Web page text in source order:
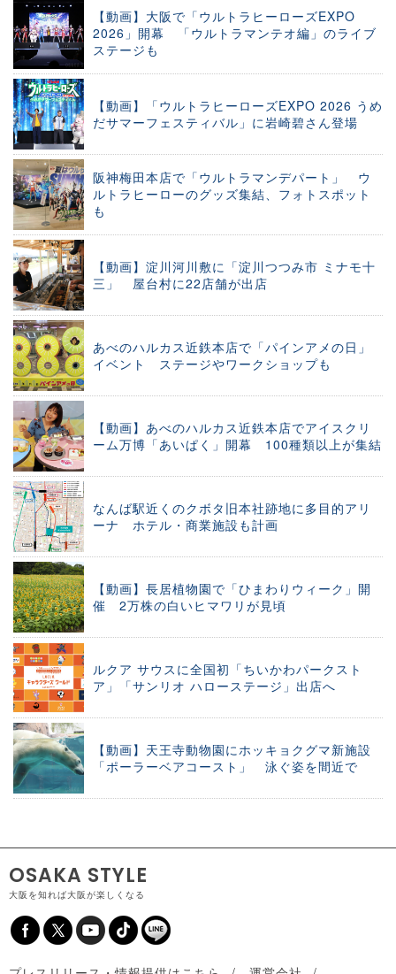
【動画】大阪で「ウルトラヒーローズEXPO
2026」開幕 「ウルトラマンテオ編」のライブ
ステージも
【動画】「ウルトラヒーローズEXPO 2026 うめ
だサマーフェスティバル」に岩崎碧さん登場
阪神梅田本店で「ウルトラマンデパート」 ウ
ルトラヒーローのグッズ集結、フォトスポット
も
【動画】淀川河川敷に「淀川つつみ市 ミナモ十
三」 屋台村に22店舗が出店
あべのハルカス近鉄本店で「パインアメの日」
イベント ステージやワークショップも
【動画】あべのハルカス近鉄本店でアイスクリ
ーム万博「あいぱく」開幕 100種類以上が集結
なんば駅近くのクボタ旧本社跡地に多目的アリ
ーナ ホテル・商業施設も計画
【動画】長居植物園で「ひまわりウィーク」開
催 2万株の白いヒマワリが見頃
ルクア サウスに全国初「ちいかわパークスト
ア」「サンリオ ハローステージ」出店へ
【動画】天王寺動物園にホッキョクグマ新施設
「ポーラーベアコースト」 泳ぐ姿を間近で
OSAKA STYLE
大阪を知れば大阪が楽しくなる